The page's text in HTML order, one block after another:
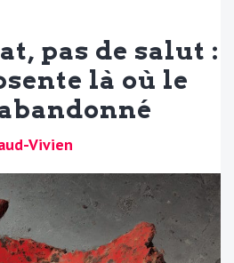
pas de salut :
là où le
Vivien